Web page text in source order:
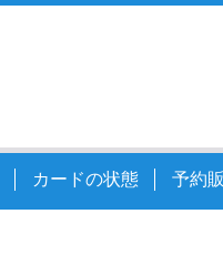
カードの状態 予約